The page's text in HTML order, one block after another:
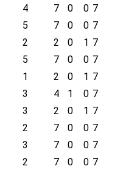
4 7 0 0 7
5 7 0 0 7
2 2 0 1 7
5 7 0 0 7
1 2 0 1 7
3 4 1 0 7
3 2 0 1 7
2 7 0 0 7
3 7 0 0 7
2 7 0 0 7